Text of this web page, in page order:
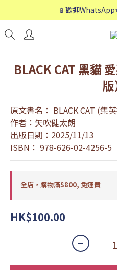
📱歡迎
📱歡迎
❤️會員專享：🛍購物滿
BLACK CAT 黑貓
版
原文書名： BLACK CAT (集
作者：矢吹健太朗
出版日期：2025/11/13
ISBN： 978-626-02-4256-5
全店，購物滿$800, 免運費
HK$100.00